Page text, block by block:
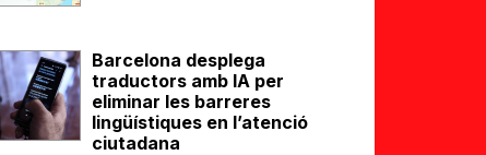
Barcelona desplega
traductors amb IA per
eliminar les barreres
lingüístiques en l’atenció
ciutadana